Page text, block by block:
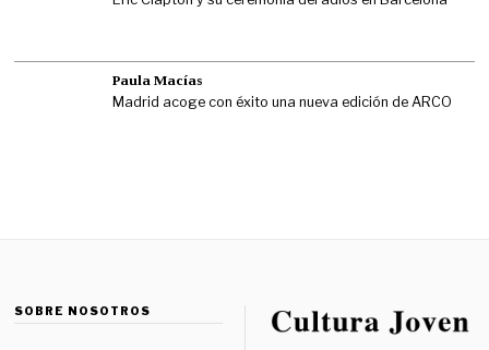
Paula Macías
Madrid acoge con éxito una nueva edición de ARCO
SOBRE NOSOTROS